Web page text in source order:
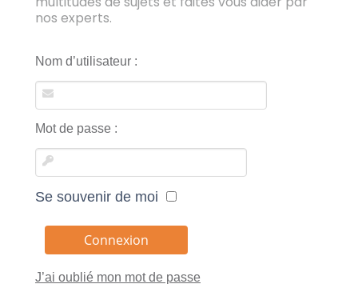
nos experts.
Nom d’utilisateur :
Mot de passe :
Se souvenir de moi
J’ai oublié mon mot de passe